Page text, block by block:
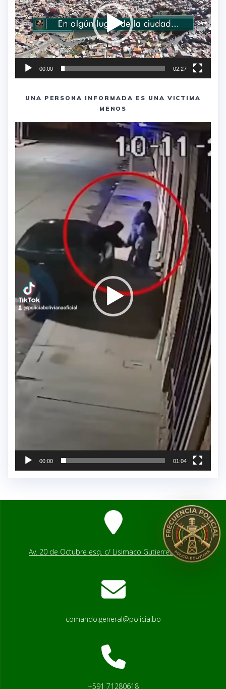
00:00 02:27
UNA PERSONA INFORMADA ES UNA VICTIMA
MENOS
Reproductor
de
vídeo
00:00 01:04
Av. 20 de Octubre esq. c/ Lisimaco Gutierrez # 2541
comando.general@policia.bo
+591 71280618